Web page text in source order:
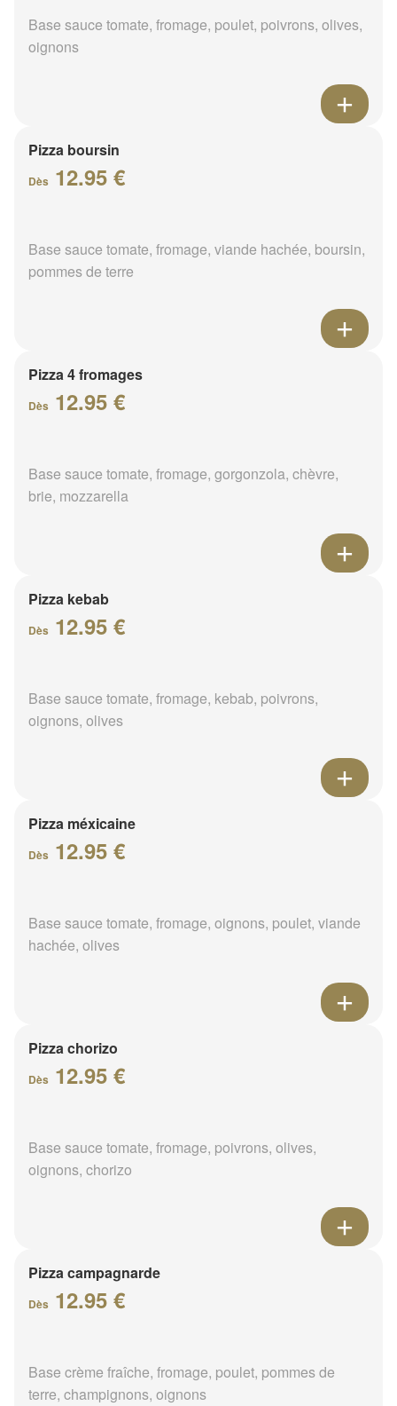
Base sauce tomate, fromage, poulet, poivrons, olives,
oignons
Pizza boursin
Dès 12.95 €
Base sauce tomate, fromage, viande hachée, boursin,
pommes de terre
Pizza 4 fromages
Dès 12.95 €
Base sauce tomate, fromage, gorgonzola, chèvre,
brie, mozzarella
Pizza kebab
Dès 12.95 €
Base sauce tomate, fromage, kebab, poivrons,
oignons, olives
Pizza méxicaine
Dès 12.95 €
Base sauce tomate, fromage, oignons, poulet, viande
hachée, olives
Pizza chorizo
Dès 12.95 €
Base sauce tomate, fromage, poivrons, olives,
oignons, chorizo
Pizza campagnarde
Dès 12.95 €
Base crème fraîche, fromage, poulet, pommes de
terre, champignons, oignons